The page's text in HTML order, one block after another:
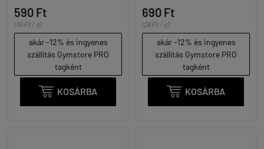
590 Ft
(35 Ft / g)
akár -12% és ingyenes
szállítás Gymstore PRO
tagként
 KOSÁRBA
690 Ft
(28 Ft / g)
akár -12% és ingyenes
szállítás Gymstore PRO
tagként
 KOSÁRBA